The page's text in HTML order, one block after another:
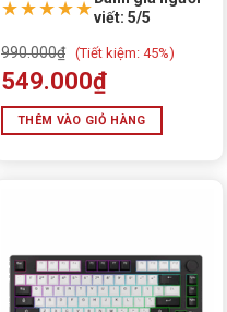
★★★★★viết: 5/5
990.000₫ (Tiết kiệm: 45%)
549.000₫
THÊM VÀO GIỎ HÀNG